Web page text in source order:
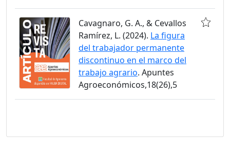
Cavagnaro, G. A., & Cevallos
Ramírez, L. (2024). La figura
del trabajador permanente
discontinuo en el marco del
trabajo agrario. Apuntes
Agroeconómicos,18(26),5